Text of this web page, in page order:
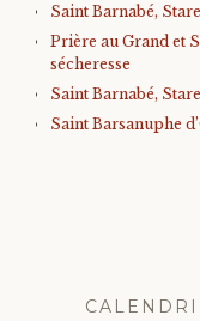
Saint Barnabé,
Prière au Grand et
sécheresse
Saint Barnabé,
Saint Barsanuphe